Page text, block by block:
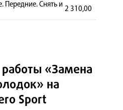
Передние. Снять и
2 310,00
«Замена
на
Sport